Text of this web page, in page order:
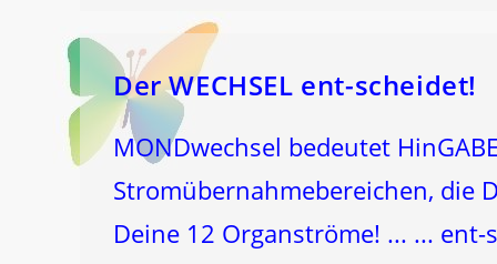
Der WECHSEL ent-scheidet!
MONDwechsel bedeutet
Stromübernahmebereichen, die
Deine 12 Organströme! ... ... ent-